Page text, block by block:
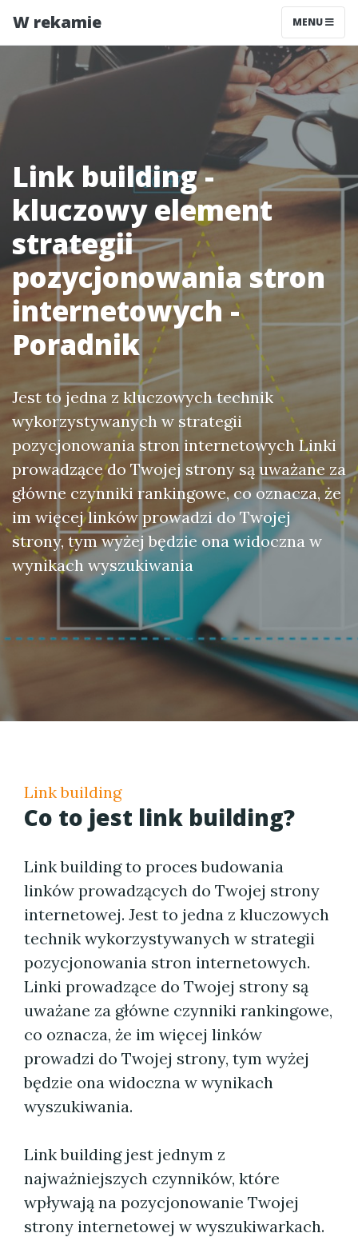
W rekamie MENU
Link building -
kluczowy element
strategii
pozycjonowania stron
internetowych -
Poradnik
Jest to jedna z kluczowych technik
wykorzystywanych w strategii
pozycjonowania stron internetowych Linki
prowadzące do Twojej strony są uważane za
główne czynniki rankingowe, co oznacza, że
im więcej linków prowadzi do Twojej
strony, tym wyżej będzie ona widoczna w
wynikach wyszukiwania
Link building
Co to jest link building?
Link building to proces budowania
linków prowadzących do Twojej strony
internetowej. Jest to jedna z kluczowych
technik wykorzystywanych w strategii
pozycjonowania stron internetowych.
Linki prowadzące do Twojej strony są
uważane za główne czynniki rankingowe,
co oznacza, że im więcej linków
prowadzi do Twojej strony, tym wyżej
będzie ona widoczna w wynikach
wyszukiwania.
Link building jest jednym z
najważniejszych czynników, które
wpływają na pozycjonowanie Twojej
strony internetowej w wyszukiwarkach.